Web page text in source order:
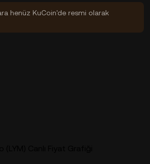
henüz KuCoin'de resmi olarak